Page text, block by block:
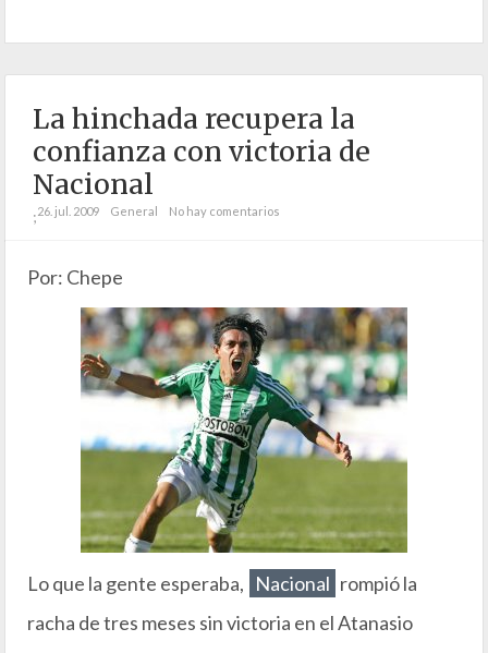
La hinchada recupera la
confianza con victoria de
Nacional
;26. jul. 2009 General No hay comentarios
Por: Chepe
Lo que la gente esperaba, Nacional rompió la
racha de tres meses sin victoria en el Atanasio